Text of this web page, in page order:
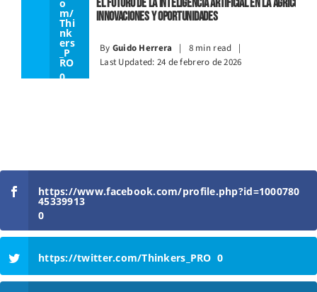
o
m/
Thi
nk
ers
_P
RO
0
edi
o
m/
an
63
23
64
4
El Futuro De La Inteligencia Artificial En La
Innovaciones Y Oportunidades
By Guido Herrera | 8 min read
|
Last Updated: 24 de febrero de 2026
https://www.facebook.com/profile.php?id=1000780
45339913
0
https://twitter.com/Thinkers_PRO 0